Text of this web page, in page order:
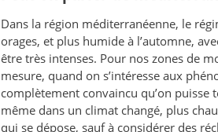
Dans la région méditerranéenne, le
orages, et plus humide à l’automne,
être très intenses. Pour nos zones de
mesure, quand on s’intéresse aux
complètement convaincu qu’on puisse
même dans un climat changé, plus
qui se dépose, sauf à considérer des